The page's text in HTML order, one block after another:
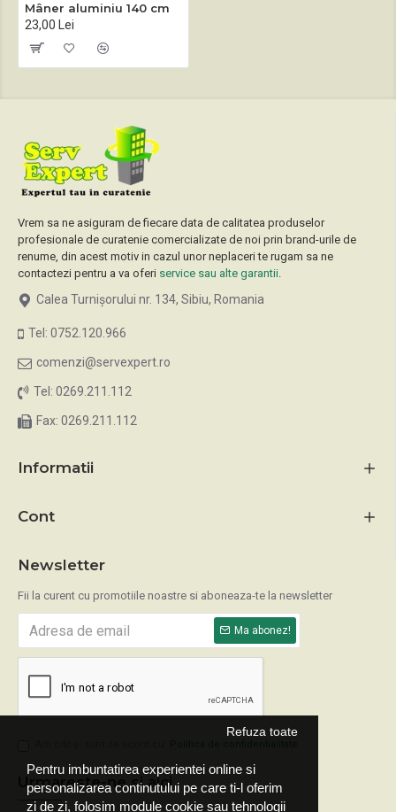
Pentru imbuntatirea experientei online si
personalizarea continutului pe care ti-l oferim
zi de zi, folosim module cookie sau tehnologii
Refuza toate
Mâner aluminiu 140 cm
23,00 Lei
Vrem sa ne asiguram de fiecare data de calitatea produselor
profesionale de curatenie comercializate de noi prin brand-urile de
renume, din acest motiv in cazul unor neplaceri te rugam sa ne
contactezi pentru a va oferi service sau alte garantii.
Calea Turnișorului nr. 134, Sibiu, Romania
Tel: 0752.120.966
comenzi@servexpert.ro
Tel: 0269.211.112
Fax: 0269.211.112
Informatii
Cont
Newsletter
Fii la curent cu promotiile noastre si aboneaza-te la newsletter
Ma abonez!
Urmareste-ne si aici